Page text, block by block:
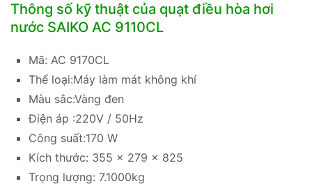
Thông số kỹ thuật của quạt điều hòa hơi
nước SAIKO AC 9110CL
Mã: AC 9170CL
Thể loại:Máy làm mát không khí
Màu sắc:Vàng đen
Điện áp :220V / 50Hz
Công suất:170 W
Kích thước: 355 x 279 x 825
Trọng lượng: 7.1000kg